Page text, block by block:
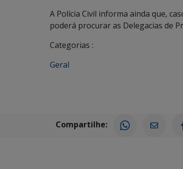
A Polícia Civil informa ainda que,
poderá procurar as Delegacias de
Categorias :
Geral
Compartilhe: